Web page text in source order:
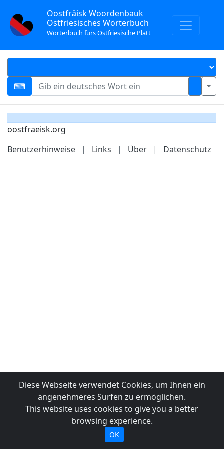
Oostfräisk Woordenbauk
Ostfriesisches Wörterbuch
Wörterbuch fürs Ostfriesische Platt
oostfraeisk.org
Benutzerhinweise
| Links | Über | Datenschutz
Diese Webseite verwendet Cookies, um Ihnen ein
angenehmeres Surfen zu ermöglichen.
This website uses cookies to give you a better
browsing experience.
OK